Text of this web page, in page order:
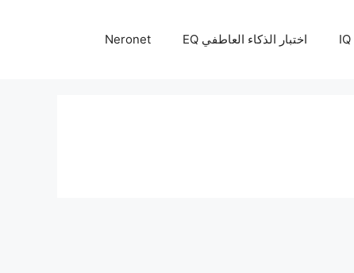
اختبار الذكاء العاطفي EQ Neronet